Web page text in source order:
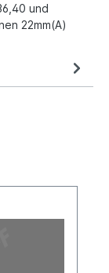
und
22mm(A)